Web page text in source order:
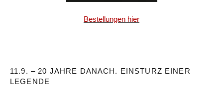
Bestellungen hier
11.9. – 20 JAHRE DANACH. EINSTURZ EINER
LEGENDE